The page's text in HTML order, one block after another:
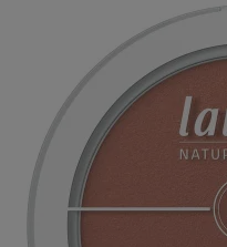
Uw
Vul